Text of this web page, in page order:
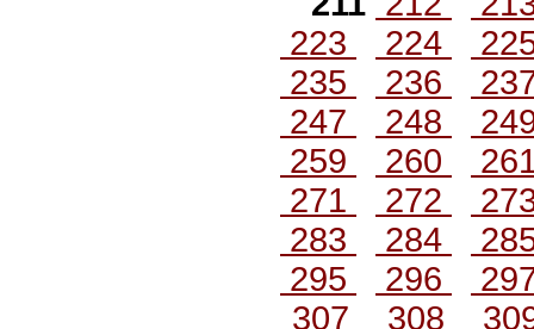
223
224
235
236
247
248
259
260
271
272
283
284
295
296
307
308